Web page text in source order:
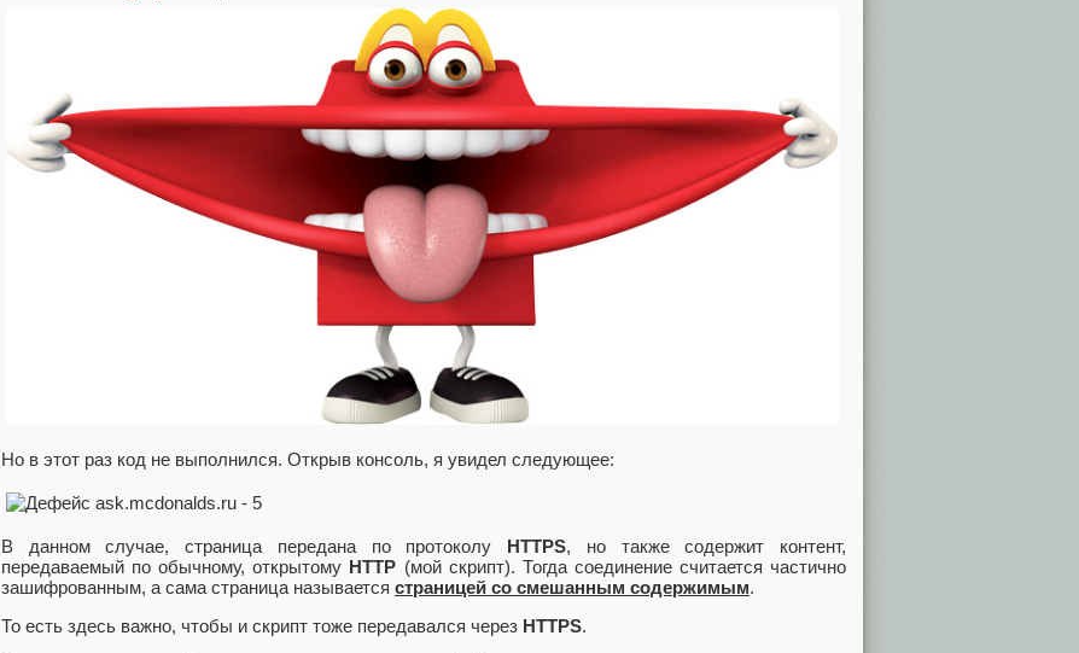
Но в этот раз код не выполнился. Открыв консоль, я увидел следующее:
В данном случае, страница передана по протоколу HTTPS, но также содержит контент,
передаваемый по обычному, открытому HTTP (мой скрипт). Тогда соединение считается частично
зашифрованным, а сама страница называется страницей со смешанным содержимым.
То есть здесь важно, чтобы и скрипт тоже передавался через HTTPS.